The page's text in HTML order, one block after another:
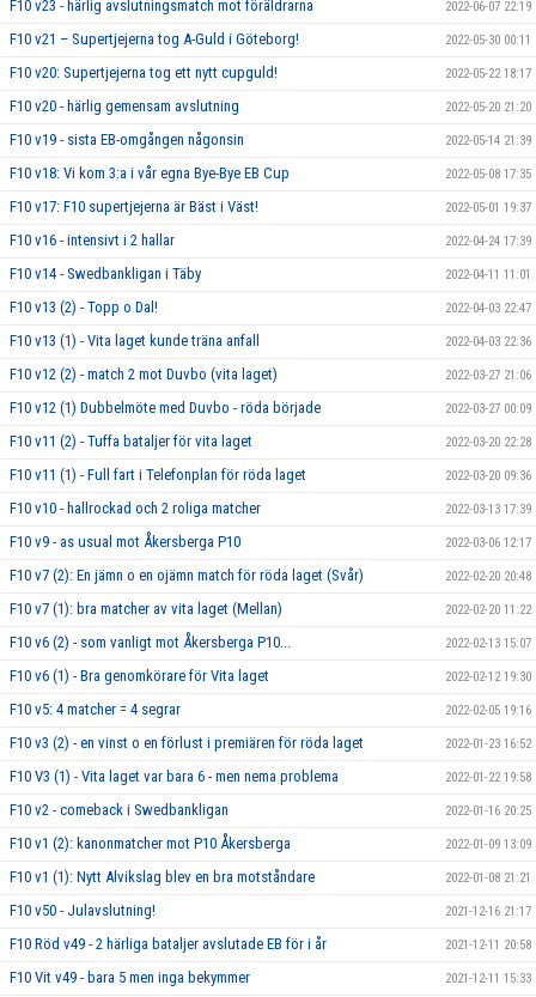
F10 v23 - härlig avslutningsmatch mot föräldrarna 2022-06-07 22:19
F10 v21 – Supertjejerna tog A-Guld i Göteborg! 2022-05-30 00:11
F10 v20: Supertjejerna tog ett nytt cupguld! 2022-05-22 18:17
F10 v20 - härlig gemensam avslutning 2022-05-20 21:20
F10 v19 - sista EB-omgången någonsin 2022-05-14 21:39
F10 v18: Vi kom 3:a i vår egna Bye-Bye EB Cup 2022-05-08 17:35
F10 v17: F10 supertjejerna är Bäst i Väst! 2022-05-01 19:37
F10 v16 - intensivt i 2 hallar 2022-04-24 17:39
F10 v14 - Swedbankligan i Täby 2022-04-11 11:01
F10 v13 (2) - Topp o Dal! 2022-04-03 22:47
F10 v13 (1) - Vita laget kunde träna anfall 2022-04-03 22:36
F10 v12 (2) - match 2 mot Duvbo (vita laget) 2022-03-27 21:06
F10 v12 (1) Dubbelmöte med Duvbo - röda började 2022-03-27 00:09
F10 v11 (2) - Tuffa bataljer för vita laget 2022-03-20 22:28
F10 v11 (1) - Full fart i Telefonplan för röda laget 2022-03-20 09:36
F10 v10 - hallrockad och 2 roliga matcher 2022-03-13 17:39
F10 v9 - as usual mot Åkersberga P10 2022-03-06 12:17
F10 v7 (2): En jämn o en ojämn match för röda laget (Svår) 2022-02-20 20:48
F10 v7 (1): bra matcher av vita laget (Mellan) 2022-02-20 11:22
F10 v6 (2) - som vanligt mot Åkersberga P10... 2022-02-13 15:07
F10 v6 (1) - Bra genomkörare för Vita laget 2022-02-12 19:30
F10 v5: 4 matcher = 4 segrar 2022-02-05 19:16
F10 v3 (2) - en vinst o en förlust i premiären för röda laget 2022-01-23 16:52
F10 V3 (1) - Vita laget var bara 6 - men nema problema 2022-01-22 19:58
F10 v2 - comeback i Swedbankligan 2022-01-16 20:25
F10 v1 (2): kanonmatcher mot P10 Åkersberga 2022-01-09 13:09
F10 v1 (1): Nytt Alvikslag blev en bra motståndare 2022-01-08 21:21
F10 v50 - Julavslutning! 2021-12-16 21:17
F10 Röd v49 - 2 härliga bataljer avslutade EB för i år 2021-12-11 20:58
F10 Vit v49 - bara 5 men inga bekymmer 2021-12-11 15:33